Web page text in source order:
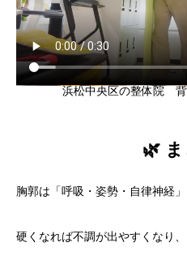
浜松中央区の整体院
🌿
胸郭は「呼吸・姿勢・自律神経」
硬くなれば不調が出やすくなり、